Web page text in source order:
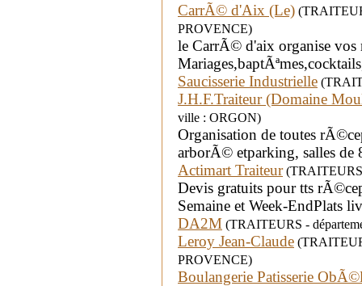
CarrÃ© d'Aix (Le)
PROVENCE)
le CarrÃ© d'aix organise
Saucisserie Industrielle
J.H.F.Traiteur (Domaine
ville : ORGON)
Organisation de toutes
arborÃ© etparking, salles
Actimart Traiteur(TRAITEURS
Devis gratuits pour tts
Semaine et Week-EndPlats
DA2M (TRAITEURS -
Leroy Jean-Claude
PROVENCE)
Boulangerie Patisserie